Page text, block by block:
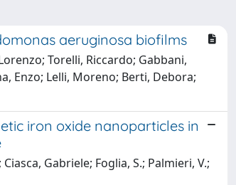
aeruginosa biofilms
Torelli, Riccardo; Gabbani,
Enzo; Lelli, Moreno; Berti, Debora;
iron oxide nanoparticles in
Gabriele; Foglia, S.; Palmieri, V.;